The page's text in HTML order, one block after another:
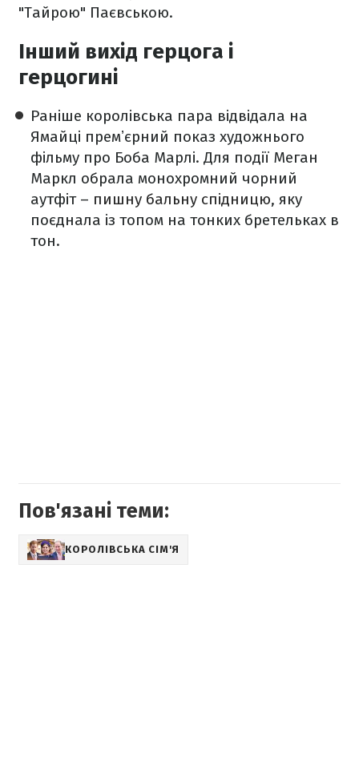
"Тайрою" Паєвською.
Інший вихід герцога і
герцогині
Раніше королівська пара відвідала на
Ямайці премʼєрний показ художнього
фільму про Боба Марлі. Для події Меган
Маркл обрала монохромний чорний
аутфіт – пишну бальну спідницю, яку
поєднала із топом на тонких бретельках в
тон.
Пов'язані теми:
КОРОЛІВСЬКА СІМ'Я